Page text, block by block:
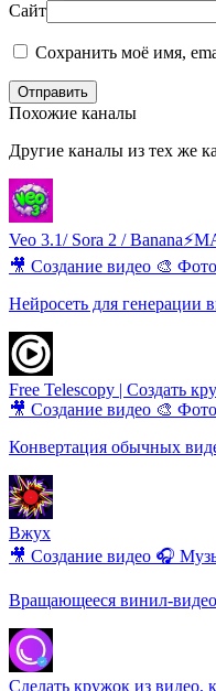
Сайт
Сохранить моё имя,
Отправить
Похожие каналы
Другие каналы из тех же
Veo 3.1/ Sora 2 /
🎥 Создание видео 🎨
Нейросеть для генерации
Free Telescopy | Создать
🎥 Создание видео 🎨
Конвертация обычных
Вжух
🎥 Создание видео 🎧
Вращающееся винил-
Сделать кружок из видео,